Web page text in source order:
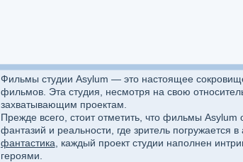
Фильмы студии Asylum — это настоящее
фильмов. Эта студия, несмотря на свою
захватывающим проектам.
Прежде всего, стоит отметить, что фильмы
фантазий и реальности, где зритель
фантастика , каждый проект студии наполнен
героями.